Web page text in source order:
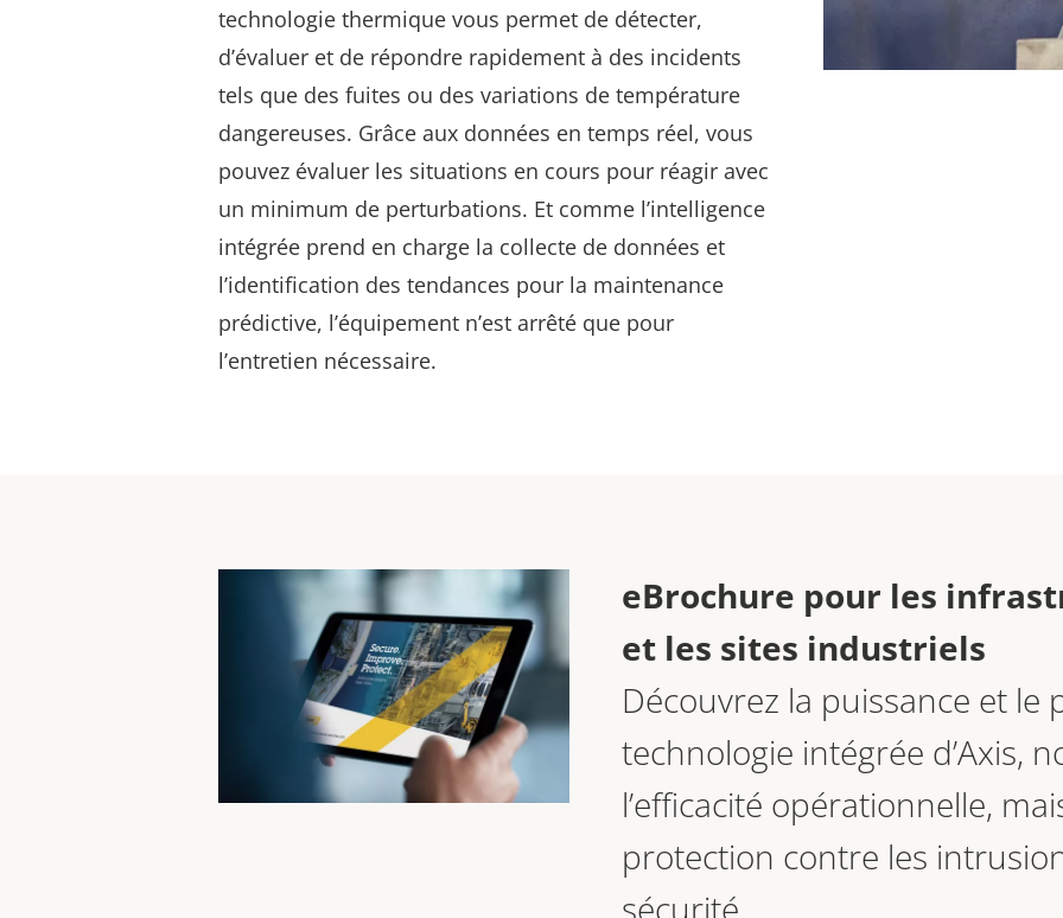
technologie thermique vous permet de détecter,
d’évaluer et de répondre rapidement à des incidents
tels que des fuites ou des variations de température
dangereuses. Grâce aux données en temps réel, vous
pouvez évaluer les situations en cours pour réagir avec
un minimum de perturbations. Et comme l’intelligence
intégrée prend en charge la collecte de données et
l’identification des tendances pour la maintenance
prédictive, l’équipement n’est arrêté que pour
l’entretien nécessaire.
eBrochure pour les
et les sites industriels
Découvrez la puissance et le
technologie intégrée d’Axis,
l’efficacité opérationnelle,
protection contre les
sécurité.